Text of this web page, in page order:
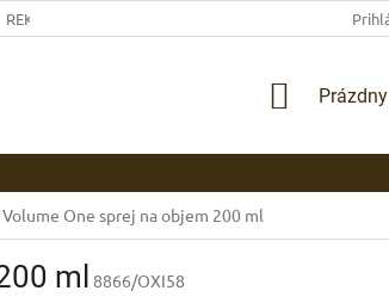
REKLAMAČNÉ PODMIENKY AKO NAKUPOVAŤ
One sprej na objem 200 ml
ml
8866/OXI58